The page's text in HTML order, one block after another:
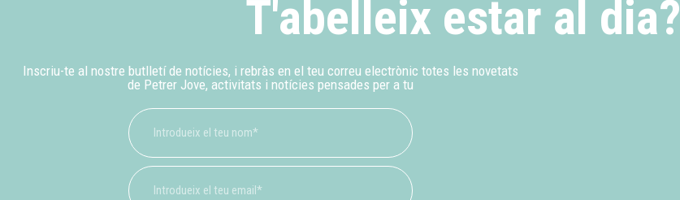
T'abelleix estar al dia?
Inscriu-te al nostre butlletí de notícies, i rebràs en el teu correu electrònic totes les novetats
de Petrer Jove, activitats i notícies pensades per a tu